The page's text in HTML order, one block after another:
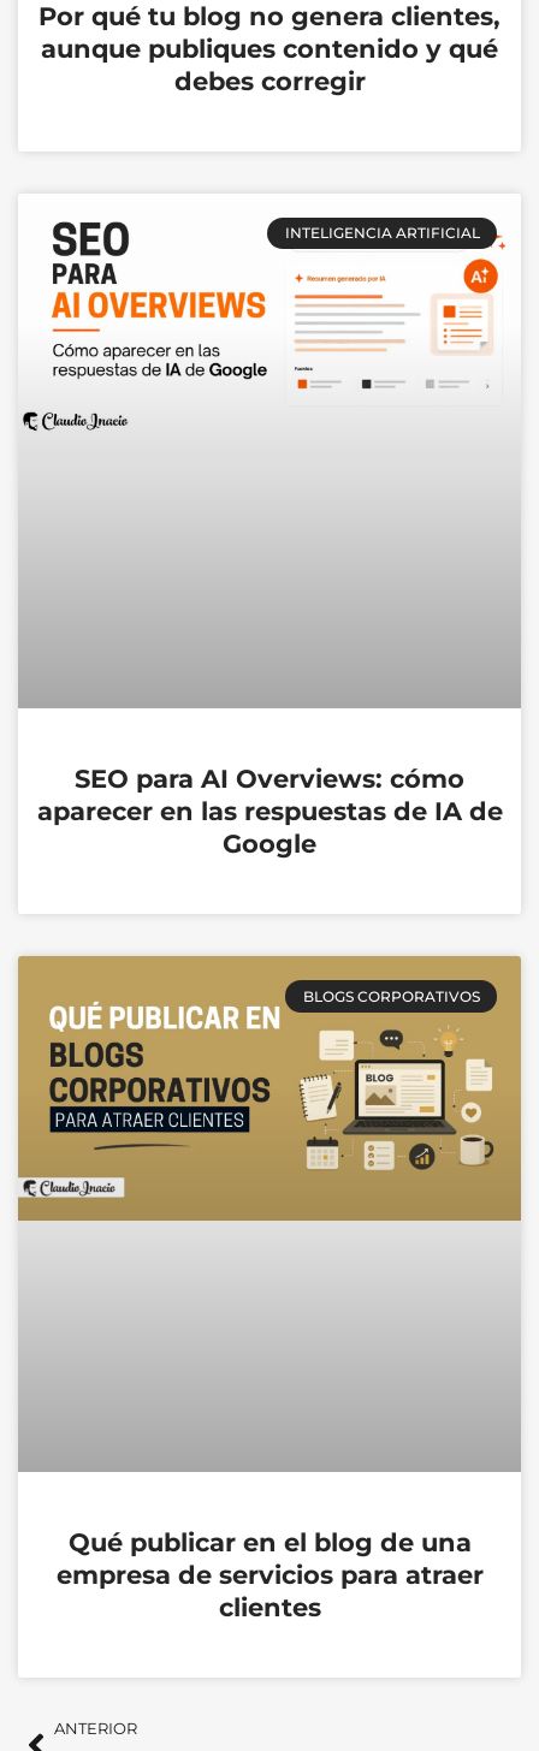
Por qué tu blog no genera clientes,
aunque publiques contenido y qué
debes corregir
INTELIGENCIA ARTIFICIAL
SEO para AI Overviews: cómo
aparecer en las respuestas de IA de
Google
BLOGS CORPORATIVOS
Qué publicar en el blog de una
empresa de servicios para atraer
clientes
Ant
ANTERIOR